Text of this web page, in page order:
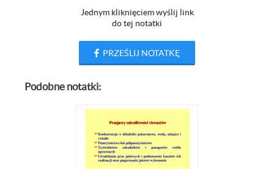
Jednym kliknięciem wyślij link
do tej notatki
PRZEŚLIJ NOTATKĘ
Podobne notatki: